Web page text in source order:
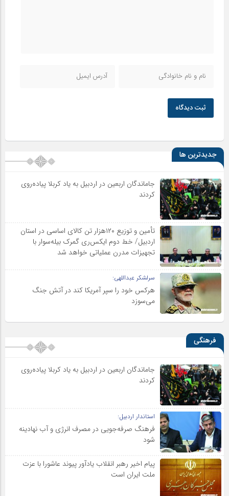
ثبت دیدگاه
جدیدترین ها
جاماندگان اربعین در اردبیل به یاد کربلا پیاده‌روی
کردند
تأمین و توزیع ۱۲۰هزار تن کالای اساسی در استان
اردبیل/ خط دوم ایکس‌ری گمرک بیله‌سوار با
تجهیزات مدرن عملیاتی خواهد شد
سرلشکر عبداللهی:
هرکس خود را سپر آمریکا کند در آتش جنگ
می‌سوزد
فرهنگی
جاماندگان اربعین در اردبیل به یاد کربلا پیاده‌روی
کردند
استاندار اردبیل:
فرهنگ صرفه‌جویی در مصرف انرژی و آب نهادینه
شود
پیام اخیر رهبر انقلاب یادآور پیوند عاشورا با عزت
ملت ایران است